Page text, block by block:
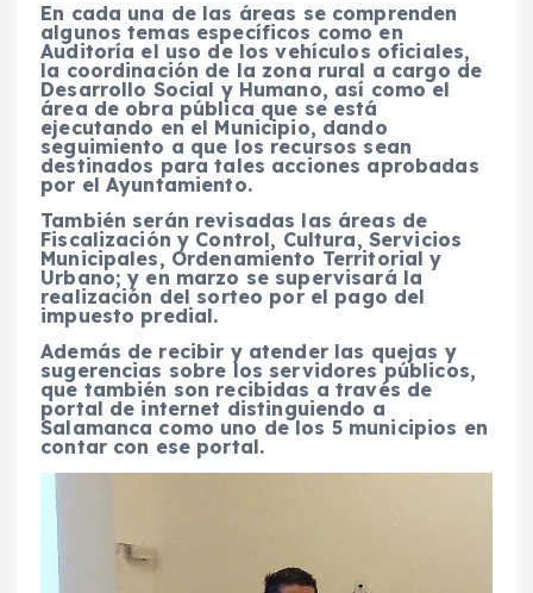
En cada una de las áreas se comprenden
algunos temas específicos como en
Auditoría el uso de los vehículos oficiales,
la coordinación de la zona rural a cargo de
Desarrollo Social y Humano, así como el
área de obra pública que se está
ejecutando en el Municipio, dando
seguimiento a que los recursos sean
destinados para tales acciones aprobadas
por el Ayuntamiento.
También serán revisadas las áreas de
Fiscalización y Control, Cultura, Servicios
Municipales, Ordenamiento Territorial y
Urbano; y en marzo se supervisará la
realización del sorteo por el pago del
impuesto predial.
Además de recibir y atender las quejas y
sugerencias sobre los servidores públicos,
que también son recibidas a través de
portal de internet distinguiendo a
Salamanca como uno de los 5 municipios en
contar con ese portal.